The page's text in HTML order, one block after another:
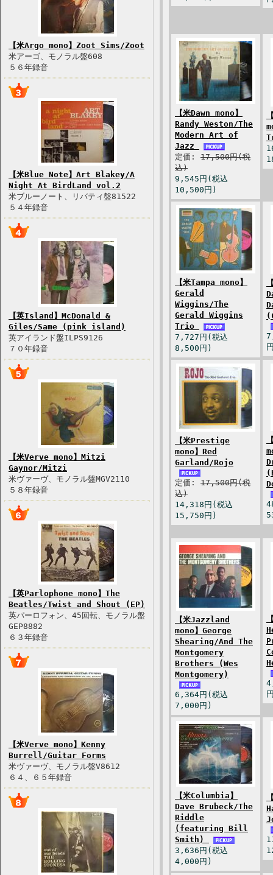
【米Argo mono】Zoot Sims/Zoot
米アーゴ、モノラル盤608
５６年録音
【米Blue Note】Art Blakey/A
Night At BirdLand vol.2
米ブルーノート、リバティ盤81522
５４年録音
【英Island】McDonald &
Giles/Same (pink island)
英アイランド盤ILPS9126
７０年録音
【米Verve mono】Mitzi
Gaynor/Mitzi
米ヴァーヴ、モノラル盤MGV2110
５８年録音
【英Parlophone mono】The
Beatles/Twist and Shout (EP)
英パーロフォン、45回転、モノラル盤
GEP8882
６３年録音
【米Verve mono】Kenny
Burrell/Guitar Forms
米ヴァーヴ、モノラル盤V8612
６４、６５年録音
【米Dawn mono】
Randy Weston/The
Modern Art of
Jazz
定価: 17,500円(税
込)
9,545円(税込
10,500円)
【米Tampa mono】
Gerald
Wiggins/The
Gerald Wiggins
Trio
7,727円(税込
8,500円)
【米Prestige
mono】Red
Garland/Rojo
定価: 17,500円(税
込)
14,318円(税込
15,750円)
【米Jazzland
mono】George
Shearing/And The
Montgomery
Brothers (Wes
Montgomery)
6,364円(税込
7,000円)
【米Columbia】
Dave Brubeck/The
Riddle
(featuring Bill
Smith)
3,636円(税込
4,000円)